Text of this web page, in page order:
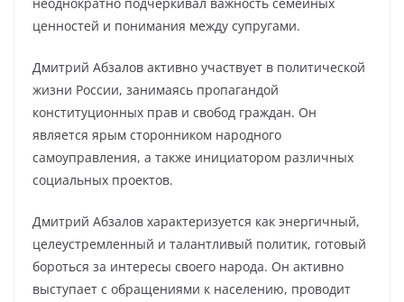
ценностей и понимания между супругами.
Дмитрий Абзалов активно участвует в политической
жизни России, занимаясь пропагандой
конституционных прав и свобод граждан. Он
является ярым сторонником народного
самоуправления, а также инициатором различных
социальных проектов.
Дмитрий Абзалов характеризуется как энергичный,
целеустремленный и талантливый политик, готовый
бороться за интересы своего народа. Он активно
выступает с обращениями к населению, проводит